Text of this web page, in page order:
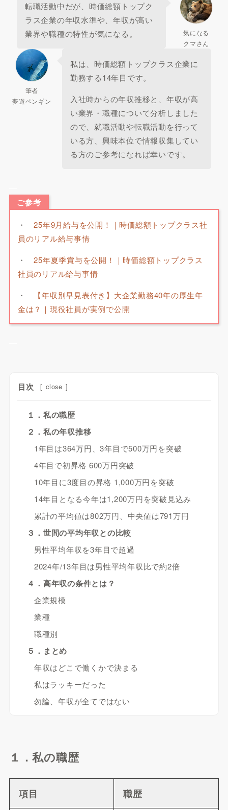
気になる
クマさん
転職活動中だが、時価総額トップク
ラス企業の年収水準や、年収が高い
業界や職種の特性が気になる。
筆者
夢遊ペンギン
私は、時価総額トップクラス企業に
勤務する14年目です。
入社時からの年収推移と、年収が高
い業界・職種について分析しました
ので、就職活動や転職活動を行って
いる方、興味本位で情報収集してい
る方のご参考になれば幸いです。
ご参考
・25年9月給与を公開！｜時価総額トップクラス社
員のリアル給与事情
・25年夏季賞与を公開！｜時価総額トップクラス
社員のリアル給与事情
・
【年収別早見表付き】大企業勤務40年の厚生年
金は？｜現役社員が実例で公開
目次 [ close ]
１．私の職歴
２．私の年収推移
1年目は364万円、3年目で500万円を突破
4年目で初昇格 600万円突破
10年目に3度目の昇格 1,000万円を突破
14年目となる今年は1,200万円を突破見込み
累計の平均値は802万円、中央値は791万円
３．世間の平均年収との比較
男性平均年収を3年目で超過
2024年/13年目は男性平均年収比で約2倍
４．高年収の条件とは？
企業規模
業種
職種別
５．まとめ
年収はどこで働くかで決まる
私はラッキーだった
勿論、年収が全てではない
１．私の職歴
項目 職歴